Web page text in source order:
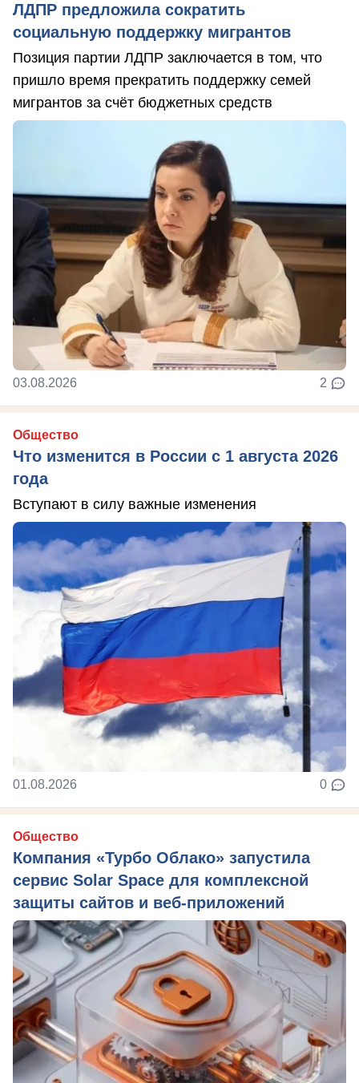
ЛДПР предложила сократить
социальную поддержку мигрантов
Позиция партии ЛДПР заключается в том, что
пришло время прекратить поддержку семей
мигрантов за счёт бюджетных средств
03.08.2026 2
Общество
Что изменится в России с 1 августа 2026
года
Вступают в силу важные изменения
01.08.2026 0
Общество
Компания «Турбо Облако» запустила
сервис Solar Space для комплексной
защиты сайтов и веб-приложений